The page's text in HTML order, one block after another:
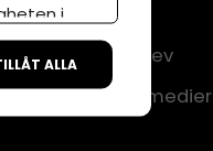
Om oss
Nyhetsbrev
CMS för medier
i
ALLA